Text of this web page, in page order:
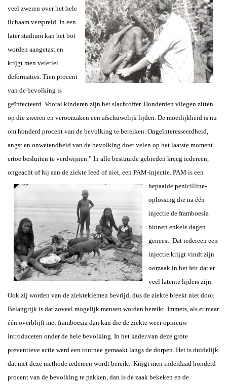
veel zweren over het hele
lichaam verspreid. In een
later stadium kan het bot
worden aangetast en
krijgt men velerlei
deformaties. Tien procent
van de bevolking is
geïnfecteerd. Vooral kinderen zijn het slachtoffer. Honderden vliegen zitten
op die zweren en veroorzaken een afschuwelijk lijden. De moeilijkheid is nu
om honderd procent van de bevolking te bereiken. Ongeïnteresseerdheid,
angst en onwetendheid van de bevolking doet velen op het laatste moment
ertoe besluiten te verdwijnen.” In alle bestuurde gebieden kreeg iedereen,
ongeacht of hij aan de ziekte leed of niet, een PAM-injectie. PAM is een
bepaalde penicilline-
oplossing die na één
injectie de framboesia
binnen enkele dagen
geneest. Dat iedereen een
injectie krijgt vindt zijn
oorzaak in het feit dat er
veel latente lijders zijn.
Ook zij worden van de ziektekiemen bevrijd, dus de ziekte breekt niet door.
Belangrijk is dat zoveel mogelijk mensen worden bereikt. Immers, als er maar
één overblijft met framboesia dan kan die de ziekte weer opnieuw
introduceren onder de hele bevolking. In het kader van deze grote
preventieve actie werd een tournee gemaakt langs de dorpen. Het is duidelijk
dat met deze methode iedereen wordt bereikt. Krijgt men inderdaad honderd
procent van de bevolking te pakken, dan is de zaak bekeken en de